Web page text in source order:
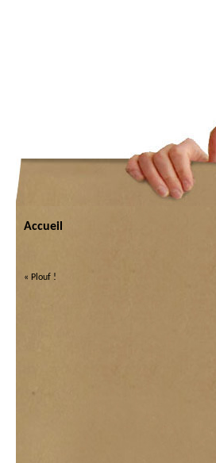
Accueil
« Plouf !